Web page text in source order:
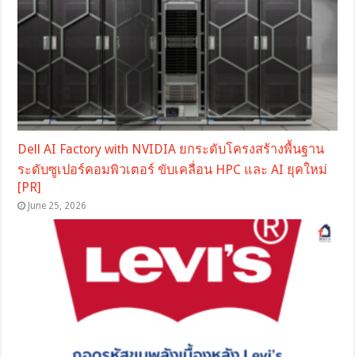
Dell AI Factory with NVIDIA ยกระดับโครงสร้างพื้นฐาน
ระดับซูเปอร์คอมพิวเตอร์ ขับเคลื่อน HPC และ AI ยุคใหม่
[PR]
June 25, 2026